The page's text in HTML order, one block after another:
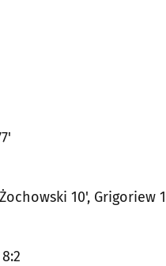
10', Grigoriew